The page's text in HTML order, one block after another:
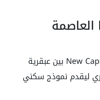
العاصمة
يجمع مشروع جانورا ريزيدنس New Capital بين عبقرية
ليقدم نموذج سكني